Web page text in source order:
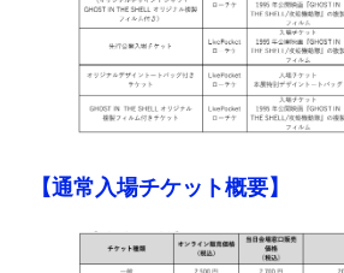
【通常入場チケット概要】